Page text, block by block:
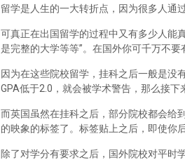
留学是人生的一大转折点，因为很多人通
可真正在出国留学的过程中又有多少人能
是完整的大学等等”。在国外你可千万不要
因为在这些院校留学，挂科之后一般是没
GPA低于2.0，就会被学术警告，那么接
而英国虽然在挂科之后，部分院校都会给
的映象的标签了。标签贴上之后，即使你
除了对学分有要求之后，国外院校对平时